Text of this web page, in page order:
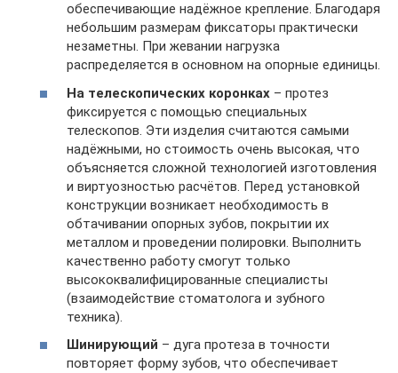
обеспечивающие надёжное крепление. Благодаря
небольшим размерам фиксаторы практически
незаметны. При жевании нагрузка
распределяется в основном на опорные единицы.
На телескопических коронках – протез
фиксируется с помощью специальных
телескопов. Эти изделия считаются самыми
надёжными, но стоимость очень высокая, что
объясняется сложной технологией изготовления
и виртуозностью расчётов. Перед установкой
конструкции возникает необходимость в
обтачивании опорных зубов, покрытии их
металлом и проведении полировки. Выполнить
качественно работу смогут только
высококвалифицированные специалисты
(взаимодействие стоматолога и зубного
техника).
Шинирующий – дуга протеза в точности
повторяет форму зубов, что обеспечивает